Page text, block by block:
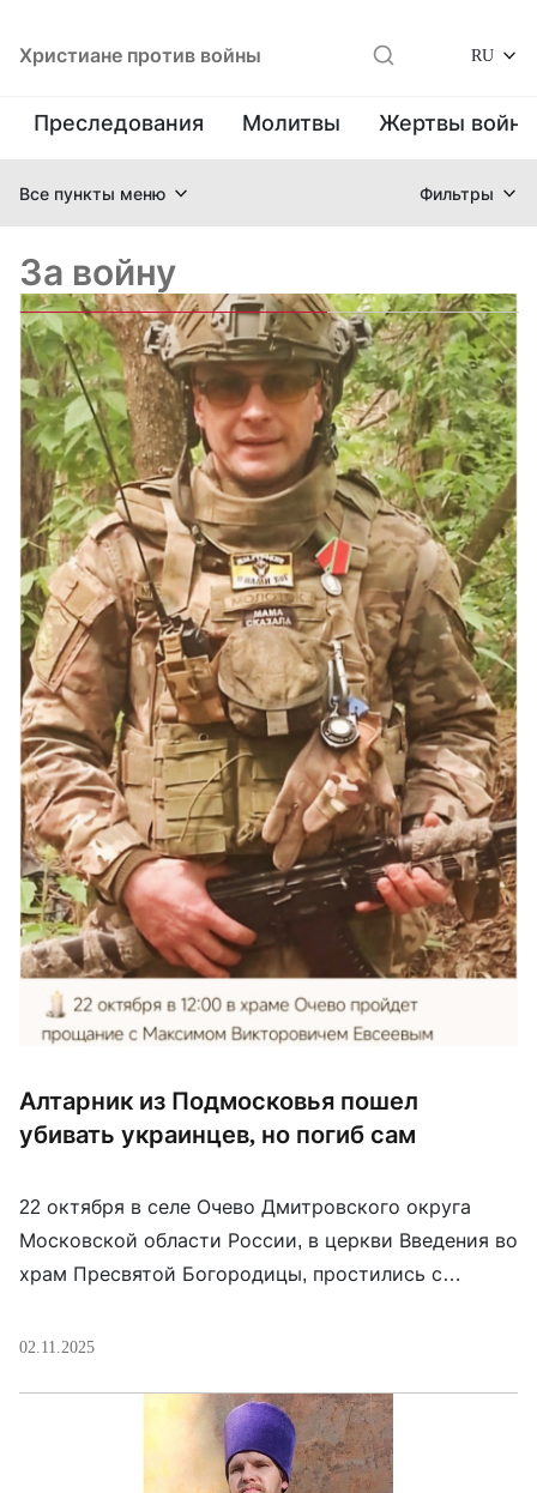
Христиане против войны RU
Преследования Молитвы Жертвы
Все пункты меню Фильтры
За войну
Алтарник из Подмосковья пошел
убивать украинцев, но погиб сам
22 октября в селе Очево Дмитровского округа
Московской области России, в церкви Введения во
храм Пресвятой Богородицы, простились с
Он пошел на войну с Украиной с позывным
02.11.2025